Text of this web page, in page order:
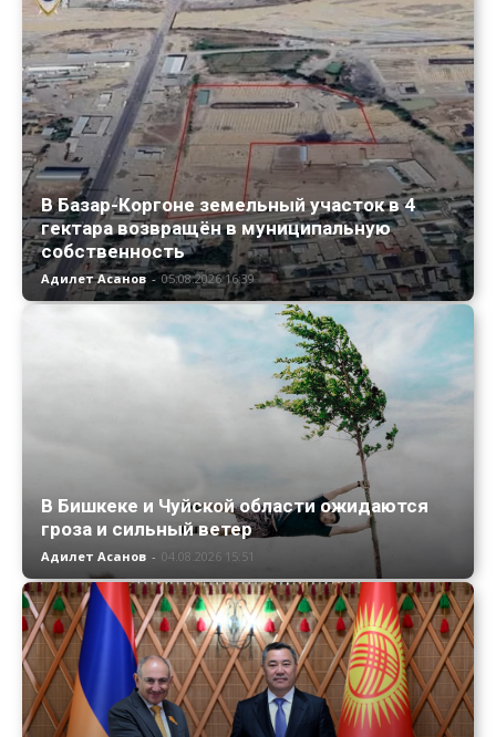
В Базар-Коргоне земельный участок в 4
гектара возвращён в муниципальную
собственность
Адилет Асанов - 05.08.2026 16:39
В Бишкеке и Чуйской области ожидаются
гроза и сильный ветер
Адилет Асанов - 04.08.2026 15:51